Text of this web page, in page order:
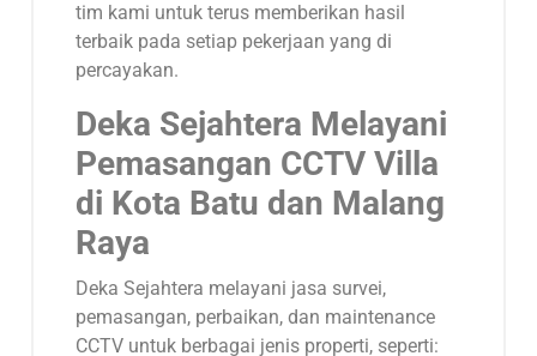
tim kami untuk terus memberikan hasil
terbaik pada setiap pekerjaan yang di
percayakan.
Deka Sejahtera Melayani
Pemasangan CCTV Villa
di Kota Batu dan Malang
Raya
Deka Sejahtera melayani jasa survei,
pemasangan, perbaikan, dan maintenance
CCTV untuk berbagai jenis properti, seperti: